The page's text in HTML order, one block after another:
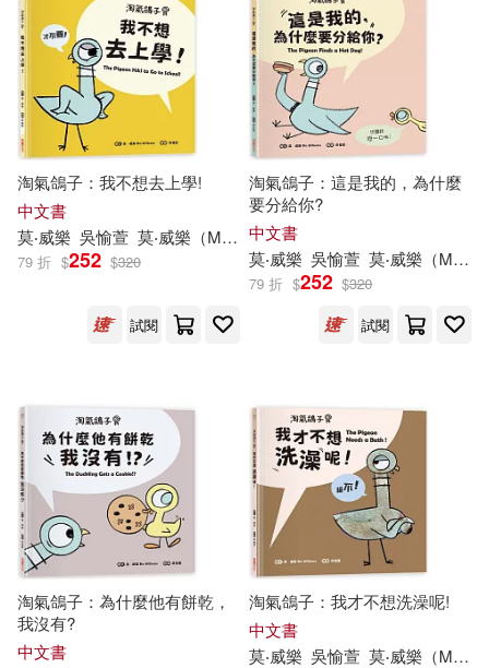
喬雪言(3) 小龍(3)
張天蓉(3)
日本公益社團法人全國自費老人之
家協會、POPLAR社(3)
楊智民(3) 潔西卡．唐森(3)
芮妮‧崔莫(3)
莫旭強(3) 莫筑凌(3)
陳啟峰(3)
Mo(2) Mo Willems(2)
Willems(2) ㄚ莫蝸牛(2)
好書多(4)
方舟文化(4) 漫遊者文化(4)
猛獁教育(4) 紳士出版(4)
電子工業出版社(4)
KADOKAWA(3)
中國計量出版社(3)
北京聯合出版公司(3)
基本書坊(3) 天下書盟(3)
淘氣鴿子：我不想去上學!
中文書
莫‧威樂 吳愉萱 莫‧威樂（Mo Willems）
79 折 $252 $320
試閱
淘氣鴿子：這是我的，為什麼
要分給你?
中文書
莫‧威樂 吳愉萱 莫‧威樂（Mo Willems）
79 折 $252 $320
試閱
淘氣鴿子：為什麼他有餅乾，
我沒有?
中文書
淘氣鴿子：我才不想洗澡呢!
中文書
莫‧威樂 吳愉萱 莫‧威樂（Mo Willems）